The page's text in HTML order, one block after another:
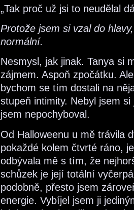
„Tak proč už jsi to neudělal
Protože jsem si vzal do
normální.
Nesmysl, jak jinak. Tanya si
zájmem. Aspoň zpočátku.
bychom se tím dostali na
stupeň intimity. Nebyl jsem
jsem nepochyboval.
Od Halloweenu u mě trávila
pokaždé kolem čtvrté ráno,
odbývala mě s tím, že
schůzek je její totální
podobně, přesto jsem
energie. Vybíjel jsem ji